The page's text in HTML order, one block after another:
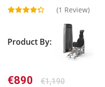
(1 Review)
Product By:
€1,190El
€890
El